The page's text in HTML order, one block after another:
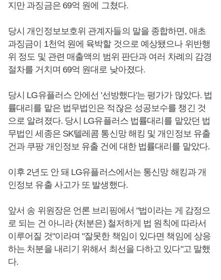
지만 과징금은 69억 원에 그쳤다.
당시 개인정보보호위 관계자들의 말을 종합하면, 애초
과징금이 1천억 원에 육박할 것으로 예상됐으나 위반행
위 정도 및 관련 매출액의 범위 판단과 여러 차례의 감경
절차를 거치며 69억 원대로 낮아졌다.
당시 LG유플러스 안에선 '선방했다'는 평가가 많았다. 법
률대리를 맡은 법무법인은 적잖은 성공보수를 챙긴 것
으로 알려졌다. 당시 LG유플러스 법률대리를 맡았던 법
무법인 세종은 SK텔레콤 통신망 해킹 및 개인정보 유출
건과 쿠팡 개인정보 유출 건에 대한 법률대리를 맡았다.
이후 2년도 안 돼 LG유플러스에서는 통신망 해킹과 개
인정보 유출 사고가 또 발생했다.
앞서 송 위원장은 언론 브리핑에서 "법이라는 게 감정으
로 되는 건 아니라 (처분은) 철저하게 법 원칙에 따라서
이루어질 것"이라며 "잘못한 책임이 있다면 책임에 상응
하는 처분을 내리기 위해서 최선을 다하고 있다"고 말했
다.